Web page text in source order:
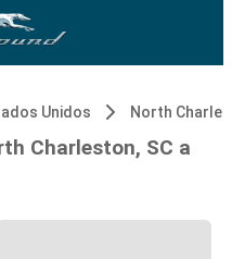
Unidos North
Charleston, SC a